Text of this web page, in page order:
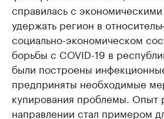
справилась с
удержать регион в
социально-экономическом
борьбы с COVID-19 в
были построены
предприняты необходимые
купирования проблемы. Опыт
направлении стал примером